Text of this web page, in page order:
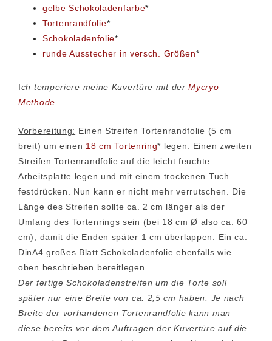
gelbe Schokoladenfarbe*
Tortenrandfolie*
Schokoladenfolie*
runde Ausstecher in versch. Größen*
Ich temperiere meine Kuvertüre mit derMycryo
Methode
Vorbereitung: Einen Streifen Tortenrandfolie (5 cm
breit) um einen 18 cm Tortenring* legen. Einen zweiten
Streifen Tortenrandfolie auf die leicht feuchte
Arbeitsplatte legen und mit einem trockenen Tuch
festdrücken. Nun kann er nicht mehr verrutschen. Die
Länge des Streifen sollte ca. 2 cm länger als der
Umfang des Tortenrings sein (bei 18 cm Ø also ca. 60
cm), damit die Enden später 1 cm überlappen. Ein ca.
DinA4 großes Blatt Schokoladenfolie ebenfalls wie
oben beschrieben bereitlegen.
Der fertige Schokoladenstreifen um die Torte soll
später nur eine Breite von ca. 2,5 cm haben. Je nach
Breite der vorhandenen Tortenrandfolie kann man
diese bereits vor dem Auftragen der Kuvertüre auf die